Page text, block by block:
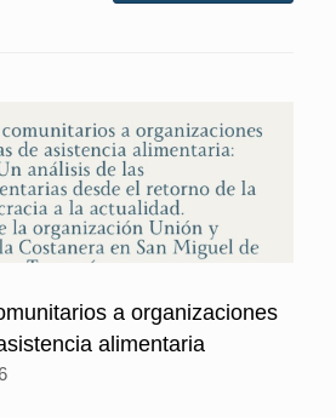
a organizaciones
alimentaria